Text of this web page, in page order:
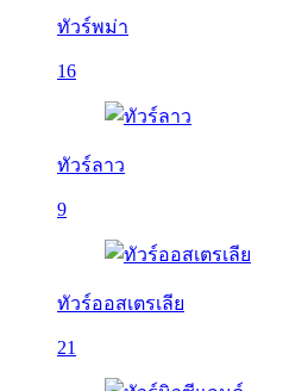
ทัวร์พม่า
16
ทัวร์ลาว
9
ทัวร์ออสเตรเลีย
21